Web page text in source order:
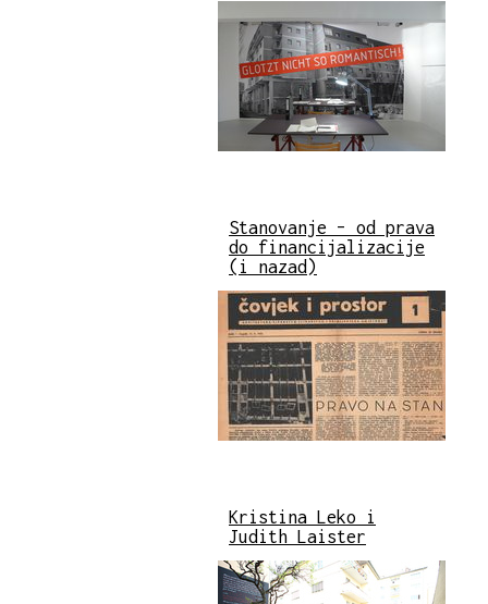
Stanovanje – od prava
do financijalizacije
(i nazad)
Kristina Leko i
Judith Laister